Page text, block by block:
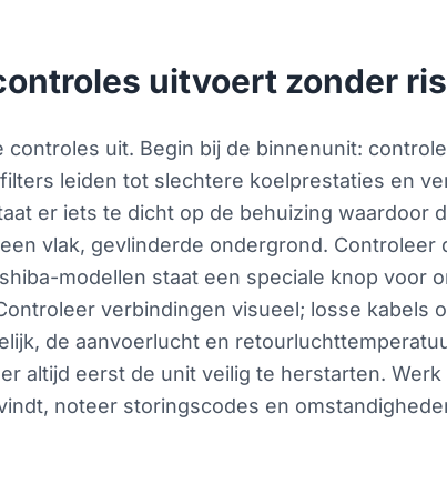
uitvoert zonder
controles uit. Begin bij de binnenunit:
leiden tot slechtere koelprestaties en
er iets te dicht op de behuizing waardoor
vlak, gevlinderde ondergrond.
modellen staat een speciale knop voor
verbindingen visueel; losse kabels
de aanvoerlucht en
altijd eerst de unit veilig te herstarten.
noteer storingscodes en